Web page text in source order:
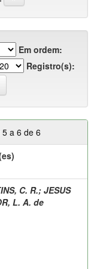
Em ordem:
Registro(s):
a 6 de 6
C. R.; JESUS
L. A. de